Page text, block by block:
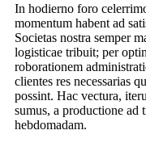
In hodierno foro
momentum habent ad
Societas nostra semper
logisticae tribuit; per
roborationem
clientes res necessarias
possint. Hac vectura,
sumus, a productione ad
hebdomadam.